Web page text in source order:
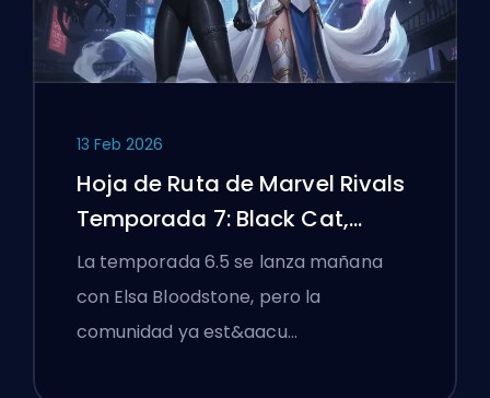
13 Feb 2026
Hoja de Ruta de Marvel Rivals
Temporada 7: Black Cat,
White Fox y el Evento Monsters
Take Manhattan
La temporada 6.5 se lanza mañana
con Elsa Bloodstone, pero la
comunidad ya est&aacu…